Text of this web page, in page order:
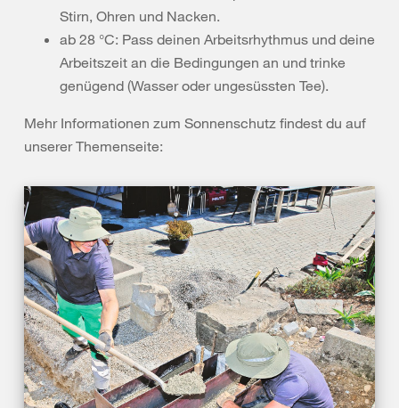
Stirn, Ohren und Nacken.
ab 28 °C: Pass deinen Arbeitsrhythmus und deine
Arbeitszeit an die Bedingungen an und trinke
genügend (Wasser oder ungesüssten Tee).
Mehr Informationen zum Sonnenschutz findest du auf
unserer Themenseite: